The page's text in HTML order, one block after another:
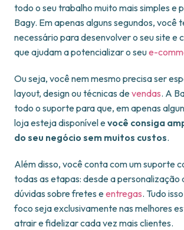
todo o seu trabalho muito mais simples e
Bagy. Em apenas alguns segundos, você
necessário para desenvolver o seu site e
que ajudam a potencializar o seue-
Ou seja, você nem mesmo precisa ser
layout, design ou técnicas devendas. A
todo o suporte para que, em apenas
loja esteja disponível evocê consiga
do seu negócio sem muitos custos.
Além disso, você conta com um suporte
todas as etapas: desde a personalização
dúvidas sobre fretes eentregas. Tudo
foco seja exclusivamente nas melhores
atrair e fidelizar cada vez mais clientes.